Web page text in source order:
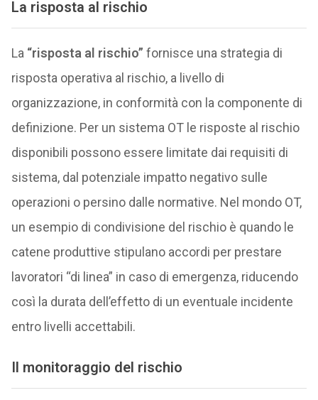
La risposta al rischio
La “risposta al rischio” fornisce una strategia di
risposta operativa al rischio, a livello di
organizzazione, in conformità con la componente di
definizione. Per un sistema OT le risposte al rischio
disponibili possono essere limitate dai requisiti di
sistema, dal potenziale impatto negativo sulle
operazioni o persino dalle normative. Nel mondo OT,
un esempio di condivisione del rischio è quando le
catene produttive stipulano accordi per prestare
lavoratori “di linea” in caso di emergenza, riducendo
così la durata dell’effetto di un eventuale incidente
entro livelli accettabili.
Il monitoraggio del rischio